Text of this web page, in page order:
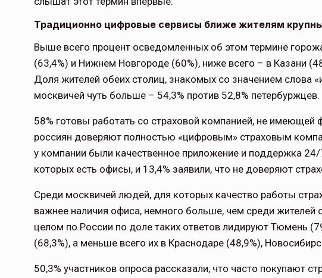
Традиционно цифровые сервисы ближе жителям
Выше всего процент осведомленных об этом термине
(63,4%) и Нижнем Новгороде (60%), ниже всего – в Казани
Доля жителей обеих столиц, знакомых со значением слова
москвичей чуть больше – 54,3% против 52,8% петербуржцев.
58% готовы работать со страховой компанией, не имеющей
россиян доверяют полностью «цифровым» страховым
у компании были качественное приложение и поддержка
которых есть офисы, и 13,4% заявили, что не доверяют
Среди москвичей людей, для которых качество работы
важнее наличия офиса, немного больше, чем среди жителей
целом по России по доле таких ответов лидируют Тюмень
(68,3%), а меньше всего их в Краснодаре (48,9%),
50,3% участников опроса рассказали, что часто покупают